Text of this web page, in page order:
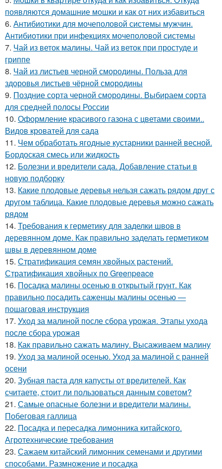
появляются домашние мошки и как от них избавиться
6. Антибиотики для мочеполовой системы мужчин.
Антибиотики при инфекциях мочеполовой системы
7. Чай из веток малины. Чай из веток при простуде и
гриппе
8. Чай из листьев черной смородины. Польза для
здоровья листьев чёрной смородины
9. Поздние сорта черной смородины. Выбираем сорта
для средней полосы России
10. Оформление красивого газона с цветами своими..
Видов кроватей для сада
11. Чем обработать ягодные кустарники ранней весной.
Бордоская смесь или жидкость
12. Болезни и вредители сада. Добавление статьи в
новую подборку
13. Какие плодовые деревья нельзя сажать рядом друг с
другом таблица. Какие плодовые деревья можно сажать
рядом
14. Требования к герметику для заделки швов в
деревянном доме. Как правильно заделать герметиком
швы в деревянном доме
15. Стратификация семян хвойных растений.
Стратификация хвойных по Greenpeace
16. Посадка малины осенью в открытый грунт. Как
правильно посадить саженцы малины осенью —
пошаговая инструкция
17. Уход за малиной после сбора урожая. Этапы ухода
после сбора урожая
18. Как правильно сажать малину. Высаживаем малину
19. Уход за малиной осенью. Уход за малиной с ранней
осени
20. Зубная паста для капусты от вредителей. Как
считаете, стоит ли пользоваться данным советом?
21. Самые опасные болезни и вредители малины.
Побеговая галлица
22. Посадка и пересадка лимонника китайского.
Агротехнические требования
23. Сажаем китайский лимонник семенами и другими
способами. Размножение и посадка